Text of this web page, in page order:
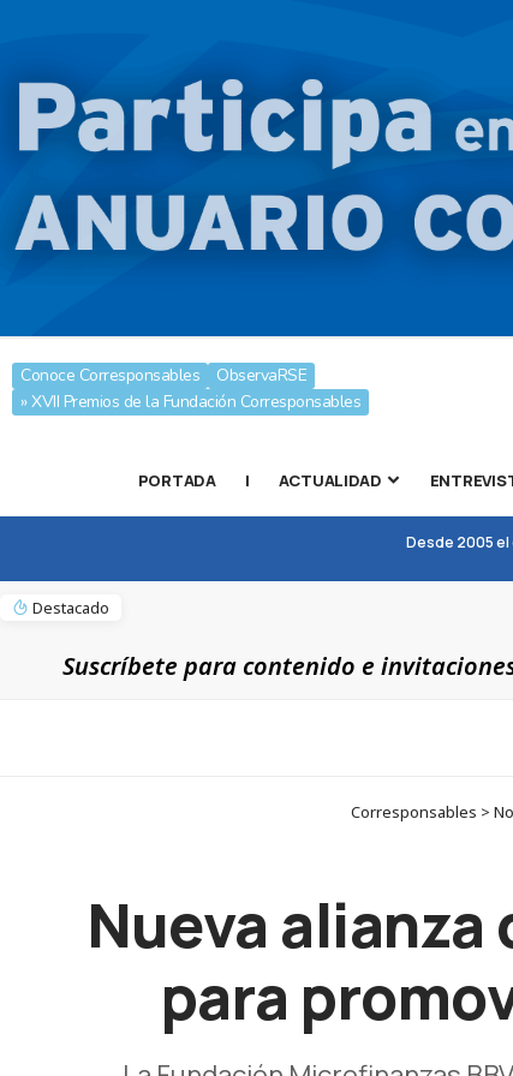
Conoce Corresponsables
ObservaRSE
» XVII Premios de la Fundación Corresponsables
PORTADA | ACTUALIDAD
Desde 2005 el
Destacado
Suscríbete para contenido e
Corresponsables >
Nueva alianza
para